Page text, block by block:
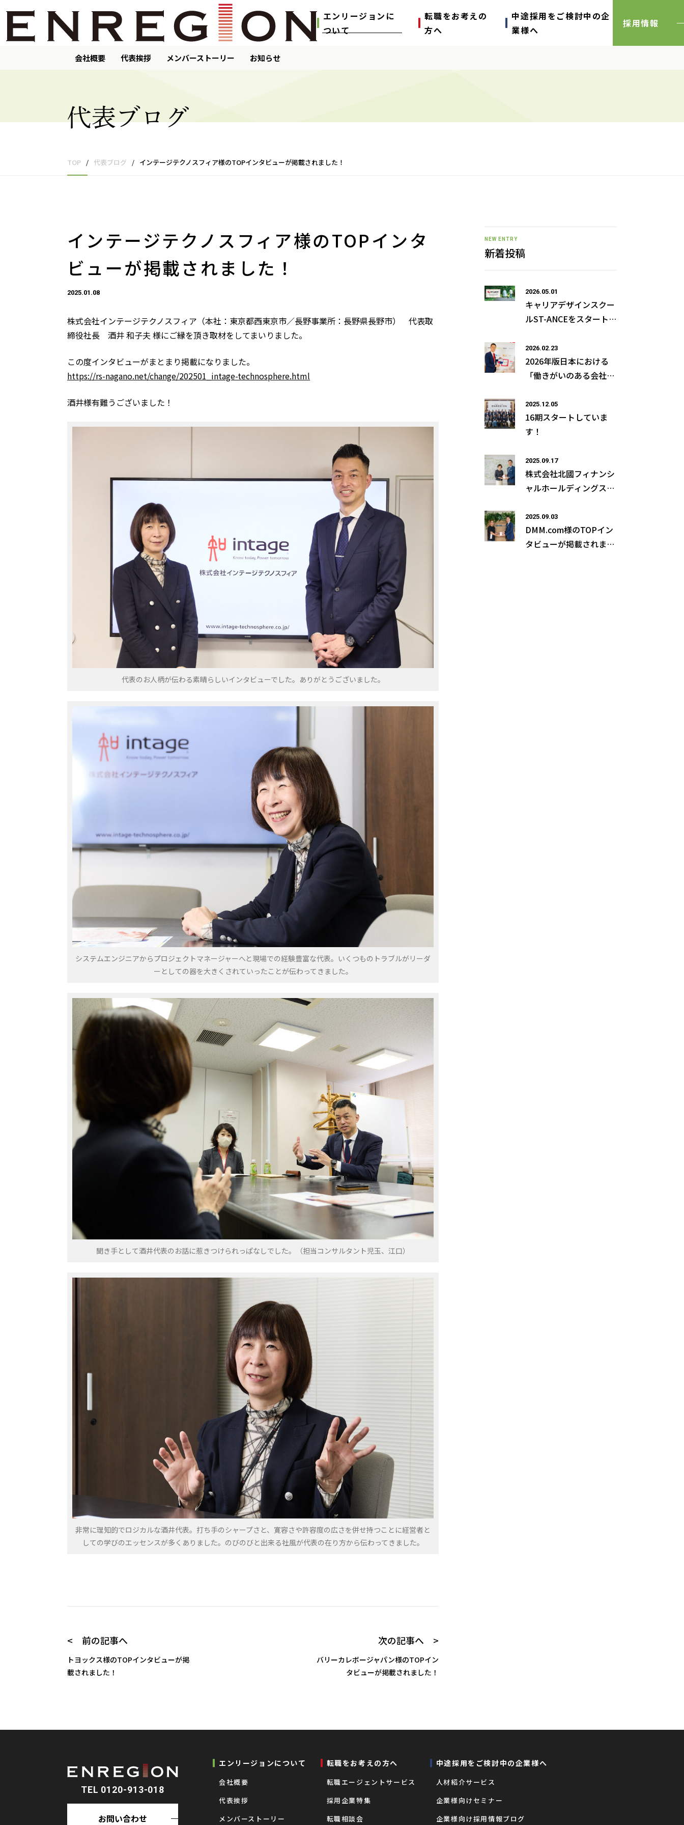
エンリージョンに
ついて
会社概要 代表挨拶 メンバーストーリー お知らせ
転職をお考えの
⽅へ
中途採用をご検討中の企
業様へ
採用情報
代表ブログ
TOP / 代表ブログ / インテージテクノスフィア様のTOPインタビューが掲載されました！
インテージテクノスフィア様のTOPインタ
ビューが掲載されました！
2025.01.08
株式会社インテージテクノスフィア（本社：東京都西東京市／長野事業所：長野県長野市） 代表取
締役社長 酒井 和子夫 様にご縁を頂き取材をしてまいりました。
この度インタビューがまとまり掲載になりました。
https://rs-nagano.net/change/202501_intage-technosphere.html
酒井様有難うございました！
代表のお人柄が伝わる素晴らしいインタビューでした。ありがとうございました。
システムエンジニアからプロジェクトマネージャーへと現場での経験豊富な代表。いくつものトラブルがリーダ
ーとしての器を大きくされていったことが伝わってきました。
聞き手として酒井代表のお話に惹きつけられっぱなしでした。（担当コンサルタント児玉、江口）
非常に理知的でロジカルな酒井代表。打ち手のシャープさと、寛容さや許容度の広さを併せ持つことに経営者と
しての学びのエッセンスが多くありました。のびのびと出来る社風が代表の在り方から伝わってきました。
< 前の記事へ
トヨックス様のTOPインタビューが掲
載されました！
次の記事へ >
バリーカレボージャパン様のTOPイン
タビューが掲載されました！
NEW ENTRY
新着投稿
2026.05.01
キャリアデザインスクー
ルST-ANCEをスタートし
2026.02.23
2026年版日本における
「働きがいのある会社ラ
出
2025.12.05
16期スタートしていま
す！
2025.09.17
株式会社北國フィナンシ
ャルホールディングス様
ープ）のTOPインタビュ
ーが掲載されました！
2025.09.03
DMM.com様のTOPイン
タビューが掲載されまし
TEL 0120-913-018
お問い合わせ
エンリージョンについて
会社概要
代表挨拶
メンバーストーリー
転職をお考えの⽅へ
転職エージェントサービス
採用企業特集
転職相談会
中途採用をご検討中の企業様へ
⼈材紹介サービス
企業様向けセミナー
企業様向け採用情報ブログ